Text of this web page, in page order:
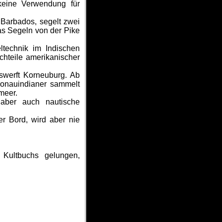
Verwendung für
segelt zwei
Segeln von der Pike
im Indischen
amerikanischer
Korneuburg. Ab
sammelt
auch nautische
Bord, wird aber nie
gelungen,